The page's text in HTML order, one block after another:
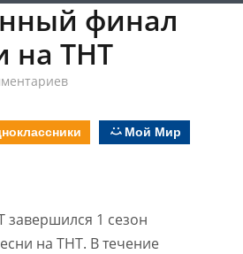
финал
на ТНТ
Мой Мир
завершился 1 сезон
на ТНТ. В течение